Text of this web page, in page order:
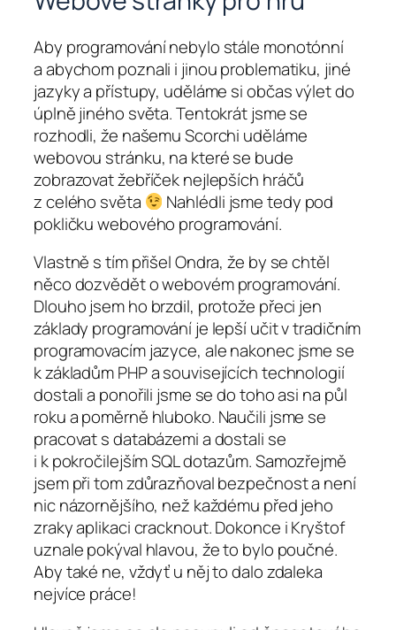
Aby programování nebylo stále monotónní
a abychom poznali i jinou problematiku, jiné
jazyky a přístupy, uděláme si občas výlet do
úplně jiného světa. Tentokrát jsme se
rozhodli, že našemu Scorchi uděláme
webovou stránku, na které se bude
zobrazovat žebříček nejlepších hráčů
z celého světa
Nahlédli jsme tedy pod
pokličku webového programování.
Vlastně s tím přišel Ondra, že by se chtěl
něco dozvědět o webovém programování.
Dlouho jsem ho brzdil, protože přeci jen
základy programování je lepší učit v tradičním
programovacím jazyce, ale nakonec jsme se
k základům PHP a souvisejících technologií
dostali a ponořili jsme se do toho asi na půl
roku a poměrně hluboko. Naučili jsme se
pracovat s databázemi a dostali se
i k pokročilejším SQL dotazům. Samozřejmě
jsem při tom zdůrazňoval bezpečnost a není
nic názornějšího, než každému před jeho
zraky aplikaci cracknout. Dokonce i Kryštof
uznale pokýval hlavou, že to bylo poučné.
Aby také ne, vždyť u něj to dalo zdaleka
nejvíce práce!